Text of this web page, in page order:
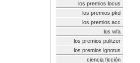
los premios locus
los premios pkd
los premios acc
los wfa
los premios pulitzer
los premios ignotus
ciencia ficción